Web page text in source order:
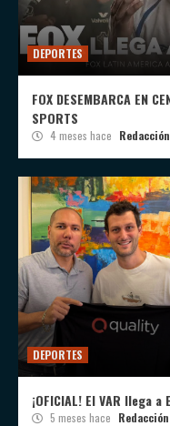
DEPORTES
FOX DESEMBARCA EN
SPORTS
4 meses hace Redacción
DEPORTES
¡OFICIAL! El VAR llega
5 meses hace Redacción